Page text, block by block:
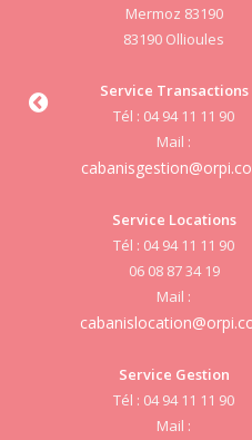
Mermoz 83190
83190 Ollioules
Service Transactions
Tél : 04 94 11 11 90
Mail :
cabanisgestion@orpi.com
Service Locations
Tél : 04 94 11 11 90
06 08 87 34 19
Mail :
cabanislocation@orpi.com
Service Gestion
Tél : 04 94 11 11 90
Mail :